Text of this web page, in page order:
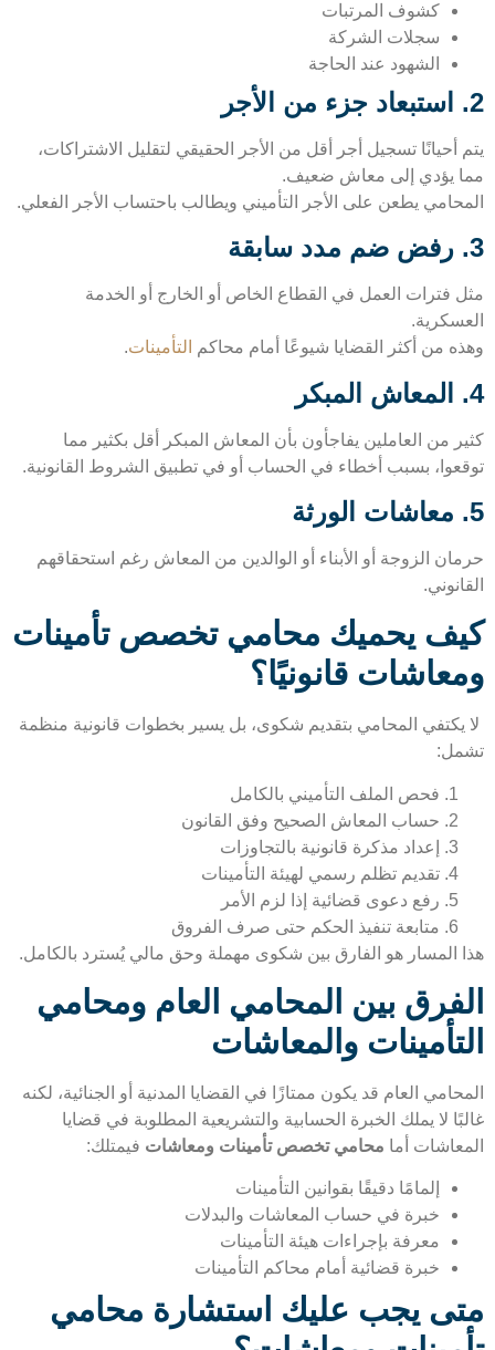
كشوف المرتبات
سجلات الشركة
الشهود عند الحاجة
أحيانًا تسجيل أجر أقل من الأجر الحقيقي لتقليل الاشتراكات،
يؤدي إلى معاش ضعيف.
يطعن على الأجر التأميني ويطالب باحتساب الأجر الفعلي.
فترات العمل في القطاع الخاص أو الخارج أو الخدمة
من أكثر القضايا شيوعًا أمام محاكمالتأمينات.
من العاملين يفاجأون بأن المعاش المبكر أقل بكثير مما
بسبب أخطاء في الحساب أو في تطبيق الشروط القانونية.
الزوجة أو الأبناء أو الوالدين من المعاش رغم استحقاقهم
يحميك محامي تخصص تأمينات
قانونيًا؟
المحامي بتقديم شكوى، بل يسير بخطوات قانونية منظمة
فحص الملف التأميني بالكامل
حساب المعاش الصحيح وفق القانون
إعداد مذكرة قانونية بالتجاوزات
تقديم تظلم رسمي لهيئة التأمينات
رفع دعوى قضائية إذا لزم الأمر
متابعة تنفيذ الحكم حتى صرف الفروق
المسار هو الفارق بين شكوى مهملة وحق مالي يُسترد بالكامل.
بين المحامي العام ومحامي
والمعاشات
العام قد يكون ممتازًا في القضايا المدنية أو الجنائية، لكنه
لا يملك الخبرة الحسابية والتشريعية المطلوبة في قضايا
أمامحامي تخصص تأمينات ومعاشاتفيمتلك:
إلمامًا دقيقًا بقوانين التأمينات
خبرة في حساب المعاشات والبدلات
معرفة بإجراءات هيئة التأمينات
خبرة قضائية أمام محاكم التأمينات
يجب عليك استشارة محامي